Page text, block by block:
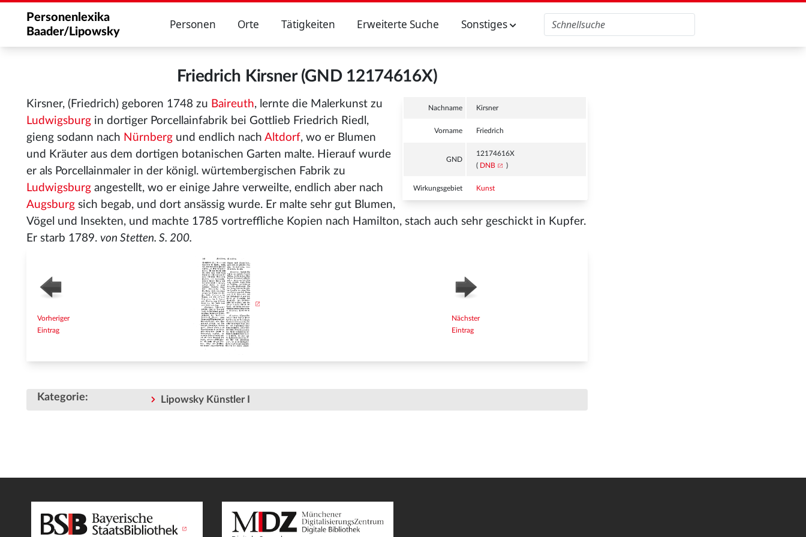
Personenlexika
Baader/Lipowsky
Personen Orte Tätigkeiten Erweiterte Suche Sonstiges
Friedrich Kirsner (GND 12174616X)
Nachname Kirsner
Vorname Friedrich
GND
12174616X
( DNB )
Wirkungsgebiet Kunst
Kirsner, (Friedrich) geboren 1748 zu Baireuth, lernte die Malerkunst zu
Ludwigsburg in dortiger Porcellainfabrik bei Gottlieb Friedrich Riedl,
gieng sodann nach Nürnberg und endlich nach Altdorf, wo er Blumen
und Kräuter aus dem dortigen botanischen Garten malte. Hierauf wurde
er als Porcellainmaler in der königl. würtembergischen Fabrik zu
Ludwigsburg angestellt, wo er einige Jahre verweilte, endlich aber nach
Augsburg sich begab, und dort ansässig wurde. Er malte sehr gut Blumen,
Vögel und Insekten, und machte 1785 vortreffliche Kopien nach Hamilton, stach auch sehr geschickt in Kupfer.
Er starb 1789. von Stetten. S. 200.
Vorheriger
Eintrag
Nächster
Eintrag
Kategorie: Lipowsky Künstler I